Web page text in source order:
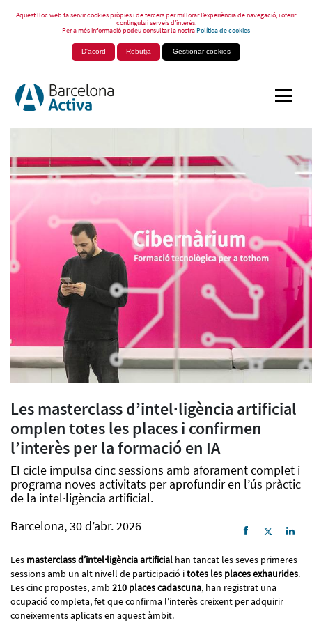
Aquest lloc web fa servir cookies pròpies i de tercers per millorar l’experiència de navegació, i oferir
continguts i serveis d’interès.
Per a més informació podeu consultar la nostraPolítica de cookies
D'acord Rebutja Gestionar cookies
Les masterclass d’intel·ligència artificial
omplen totes les places i confirmen
l’interès per la formació en IA
El cicle impulsa cinc sessions amb aforament complet i
programa noves activitats per aprofundir en l’ús pràctic
de la intel·ligència artificial.
Barcelona, 30 d’abr. 2026
Les masterclass d’intel·ligència artificial han tancat les seves primeres
sessions amb un alt nivell de participació itotes les places exhaurides.
Les cinc propostes, amb 210 places cadascuna, han registrat una
ocupació completa, fet que confirma l’interès creixent per adquirir
coneixements aplicats en aquest àmbit.